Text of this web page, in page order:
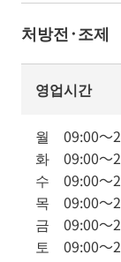
처방전·조제
영업시간
월 09:00～
화 09:00～
수 09:00～
목 09:00～
금 09:00～
토 09:00～